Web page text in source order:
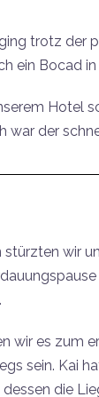
trotz der
ein Bocad
Hotel
war der
wir
wir es zum
sein. Kai
die